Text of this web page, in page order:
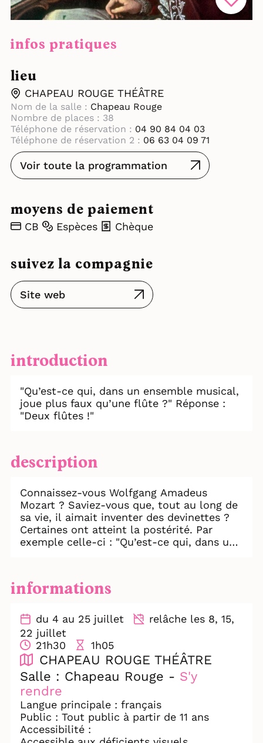
infos pratiques
lieu
CHAPEAU ROUGE THÉÂTRE
Nom de la salle : Chapeau Rouge
Nombre de places : 38
Téléphone de réservation : 04 90 84 04 03
Téléphone de réservation 2 : 06 63 04 09 71
Voir toute la programmation
moyens de paiement
CB Espèces Chèque
suivez la compagnie
Site web
introduction
"Qu’est-ce qui, dans un ensemble musical,
joue plus faux qu’une flûte ?" Réponse :
"Deux flûtes !"
description
Connaissez-vous Wolfgang Amadeus
Mozart ? Saviez-vous que, tout au long de
sa vie, il aimait inventer des devinettes ?
Certaines ont atteint la postérité. Par
exemple celle-ci : "Qu’est-ce qui, dans un
le jeune prodige écrivit son premier opéra
sur le thème d'un drame grec et de trois
l’apprenti discobole, Zéphyr le vent de
l’ouest et Apollon dieu de la beauté, des
arts et de la lumière. Venez découvrir le
récit du conteur et universitaire Robin
Recours, qui vous plongera dans ce mythe
antique et partagera des anecdotes sur les
débuts du grand compositeur autrichien.
Le tout ponctué de morceaux interprétés
sur deux flûtes : une flûte à bec en roseau
et une flûte traversière.
informations
du 4 au 25 juillet
relâche les 8, 15,
22 juillet
21h30
1h05
CHAPEAU ROUGE THÉÂTRE
Salle : Chapeau Rouge - S'y
rendre
Langue principale : français
Public : Tout public à partir de 11 ans
Accessibilité :